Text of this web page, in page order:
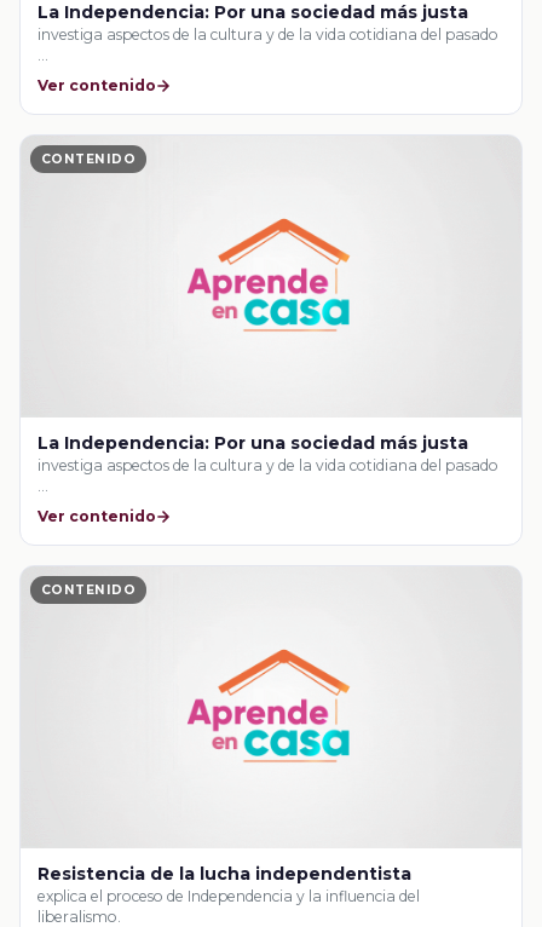
La Independencia: Por una sociedad más justa
investiga aspectos de la cultura y de la vida cotidiana del pasado
…
Ver contenido
CONTENIDO
La Independencia: Por una sociedad más justa
investiga aspectos de la cultura y de la vida cotidiana del pasado
…
Ver contenido
CONTENIDO
Resistencia de la lucha independentista
explica el proceso de Independencia y la influencia del
liberalismo.